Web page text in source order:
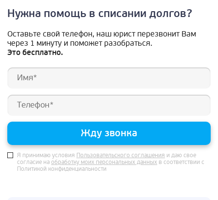
Нужна помощь в списании долгов?
Оставьте свой телефон, наш юрист перезвонит Вам
через 1 минуту и поможет разобраться.
Это бесплатно.
Жду звонка
Я принимаю условия Пользовательского соглашения и даю свое
согласие на обработку моих персональных данных в соответствии с
Политикой конфиденциальности